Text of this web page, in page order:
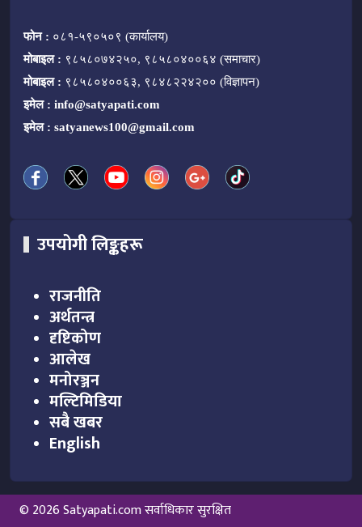
फोन : ०८१-५९०५०९ (कार्यालय)
मोबाइल : ९८५८०७४२५०, ९८५८०४००६४ (समाचार)
मोबाइल : ९८५८०४००६३, ९८४८२२४२०० (विज्ञापन)
इमेल : info@satyapati.com
इमेल : satyanews100@gmail.com
उपयोगी लिङ्कहरू
राजनीति
अर्थतन्त्र
दृष्टिकोण
आलेख
मनोरञ्जन
मल्टिमिडिया
सबै खबर
English
© 2026 Satyapati.com सर्वाधिकार सुरक्षित